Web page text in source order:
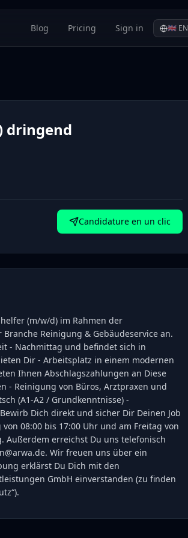
Blog Pricing Sign in 🇬🇧 EN
dringend
Candidature en un clic
(m/w/d) im Rahmen der
Reinigung & Gebäudeservice an.
- Nachmittag und befindet sich in
Dir - Arbeitsplatz in einem modernen
Ihnen Abschlagszahlungen an Diese
- Reinigung von Büros, Arztpraxen und
(A1-A2 / Grundkenntnisse) -
Dich direkt und sicher Dir Deinen Job
08:00 bis 17:00 Uhr und am Freitag von
Außerdem erreichst Du uns telefonisch
Wir freuen uns über ein
erklärst Du Dich mit den
GmbH einverstanden (zu finden